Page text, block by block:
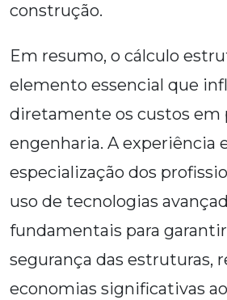
construção.
Em resumo, o cálculo
elemento essencial que
diretamente os custos em
engenharia. A experiência
especialização dos
uso de tecnologias
fundamentais para
segurança das estruturas,
economias significativas